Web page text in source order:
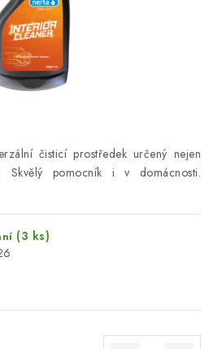
obchodní podmínky
čisticí prostředek určený nejen
Skvělý pomocník i v domácnosti.
(3 ks)